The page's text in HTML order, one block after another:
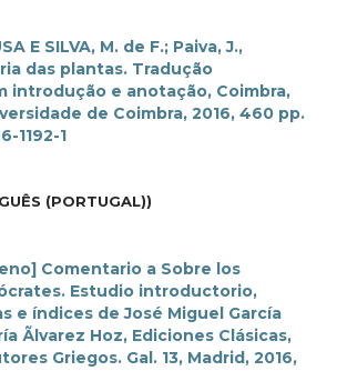
E SILVA, M. de F.; Paiva, J.,
das plantas. Tradução
introdução e anotação, Coimbra,
de Coimbra, 2016, 460 pp.
1192-1
(PORTUGAL))
Comentario a Sobre los
Estudio introductorio,
e índices de José Miguel García
Ãlvarez Hoz, Ediciones Clásicas,
Griegos. Gal. 13, Madrid, 2016,